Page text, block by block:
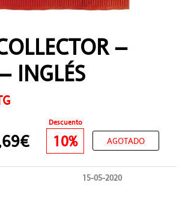
–
INGLÉS
Descuento
10% AGOTADO
15-05-2020